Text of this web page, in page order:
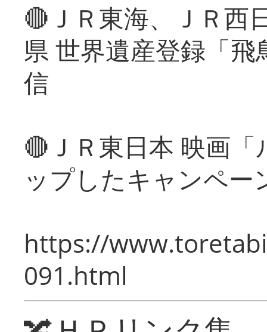
🔴ＪＲ東海、ＪＲ西
県 世界遺産登録「
信
🔴ＪＲ東日本 映画
ップしたキャンペー
https://
091.html